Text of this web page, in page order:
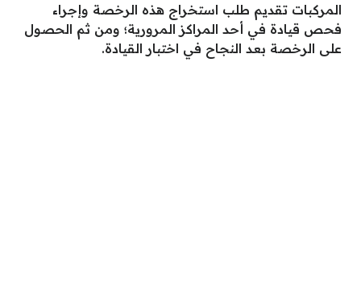
المركبات تقديم طلب استخراج هذه الرخصة وإجراء
فحص قيادة في أحد المراكز المرورية؛ ومن ثم الحصول
على الرخصة بعد النجاح في اختبار القيادة.